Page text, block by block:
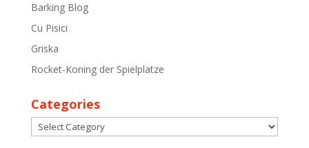
Barking Blog
Cu Pisici
Griska
Rocket-Koning der Spielplatze
Categories
Categories